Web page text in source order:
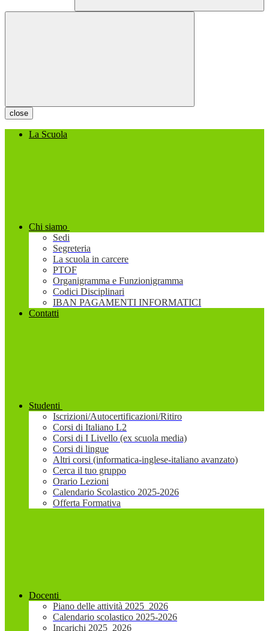
close
La Scuola
Chi siamo
Sedi
Segreteria
La scuola in carcere
PTOF
Organigramma e Funzionigramma
Codici Disciplinari
IBAN PAGAMENTI INFORMATICI
Contatti
Studenti
Iscrizioni/Autocertificazioni/Ritiro
Corsi di Italiano L2
Corsi di I Livello (ex scuola media)
Corsi di lingue
Altri corsi (informatica-inglese-italiano avanzato)
Cerca il tuo gruppo
Orario Lezioni
Calendario Scolastico 2025-2026
Offerta Formativa
Docenti
Piano delle attività 2025_2026
Calendario scolastico 2025-2026
Incarichi 2025_2026